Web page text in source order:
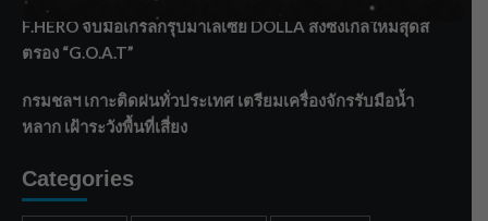
F.HERO จับมือเกิร์ลกรุ๊ปมาเลเซีย DOLLA ส่งซิงเกิลใหม่สุดส
ตรอง “G.O.A.T”
กรมชลฯ เกาะติดฝนทั่วประเทศ เตรียมเครื่องจักรรับมือน้ำ
หลาก เฝ้าระวังพื้นที่เสี่ยง
Categories